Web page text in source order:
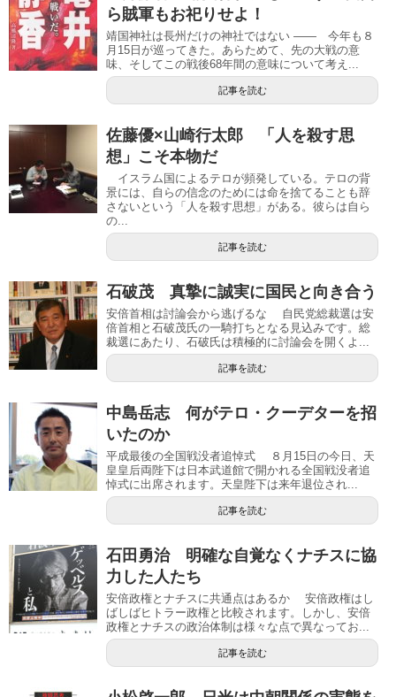
ら賊軍もお祀りせよ！
靖国神社は長州だけの神社ではない ―― 今年も８
月15日が巡ってきた。あらためて、先の大戦の意
味、そしてこの戦後68年間の意味について考え...
記事を読む
佐藤優×山崎行太郎 「人を殺す思
想」こそ本物だ
イスラム国によるテロが頻発している。テロの背
景には、自らの信念のためには命を捨てることも辞
さないという「人を殺す思想」がある。彼らは自ら
の...
記事を読む
石破茂 真摯に誠実に国民と向き合う
安倍首相は討論会から逃げるな 自民党総裁選は安
倍首相と石破茂氏の一騎打ちとなる見込みです。総
裁選にあたり、石破氏は積極的に討論会を開くよ...
記事を読む
中島岳志 何がテロ・クーデターを招
いたのか
平成最後の全国戦没者追悼式 ８月15日の今日、天
皇皇后両陛下は日本武道館で開かれる全国戦没者追
悼式に出席されます。天皇陛下は来年退位され...
記事を読む
石田勇治 明確な自覚なくナチスに協
力した人たち
安倍政権とナチスに共通点はあるか 安倍政権はし
ばしばヒトラー政権と比較されます。しかし、安倍
政権とナチスの政治体制は様々な点で異なってお...
記事を読む